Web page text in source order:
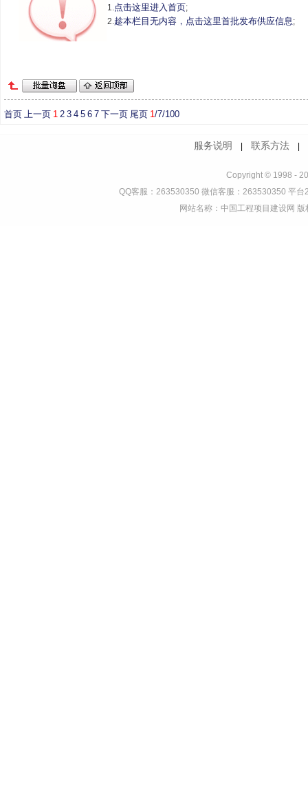
1.点击这里进入首页;
2.趁本栏目无内容，点击这里首批发布供应信息;
首页 上一页 1 2 3 4 5 6 7 下一页 尾页 1/7/100
服务说明 联系方法
Copyright © 1998 -
QQ客服：263530350 微信客服：263530350 平
网站名称：中国工程项目建设网